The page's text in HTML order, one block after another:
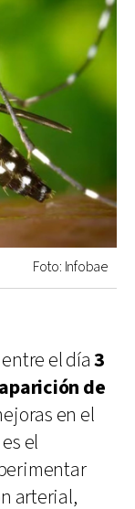
Foto: Infobae
el día3
de
en el
el
arterial,